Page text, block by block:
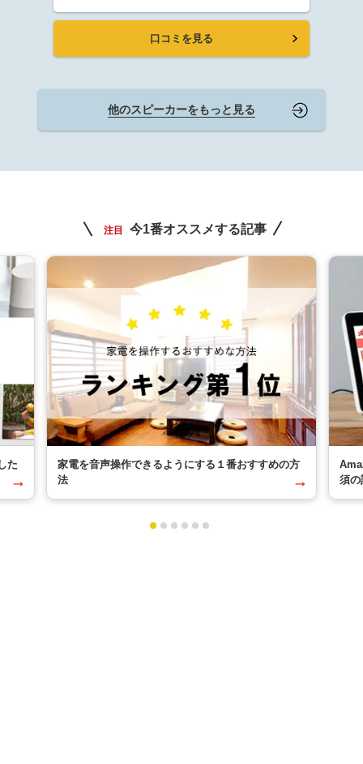
口コミを見る
他のスピーカーをもっと見る
注目 今1番オススメする記事
た
家電を音声操作できるようにする１番おすすめの方
法
須の